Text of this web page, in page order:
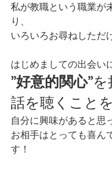
私が教職という職業が
り、
いろいろお尋ねしただ
はじめましての出会い
”好意的関心”
話を聴くこと
自分に興味があると思
お相手はとっても喜ん
す！